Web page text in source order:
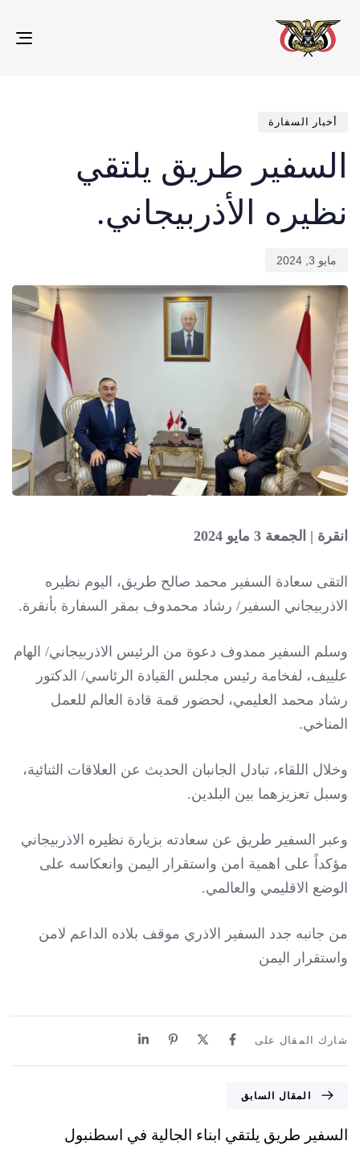
أخبار السفارة
السفير طريق يلتقي
نظيره الأذربيجاني.
مايو 3, 2024
انقرة | الجمعة 3 مايو 2024
التقى سعادة السفير محمد صالح طريق، اليوم نظيره
الاذربيجاني السفير/ رشاد محمدوف بمقر السفارة بأنقرة.
وسلم السفير ممدوف دعوة من الرئيس الاذربيجاني/ الهام
علييف، لفخامة رئيس مجلس القيادة الرئاسي/ الدكتور
رشاد محمد العليمي، لحضور قمة قادة العالم للعمل
المناخي.
وخلال اللقاء، تبادل الجانبان الحديث عن العلاقات الثنائية،
وسبل تعزيزهما بين البلدين.
وعبر السفير طريق عن سعادته بزيارة نظيره الاذربيجاني
مؤكداً على اهمية امن واستقرار اليمن وانعكاسه على
الوضع الاقليمي والعالمي.
من جانبه جدد السفير الاذري موقف بلاده الداعم لامن
واستقرار اليمن
شارك المقال على
المقال السابق
السفير طريق يلتقي ابناء الجالية في اسطنبول